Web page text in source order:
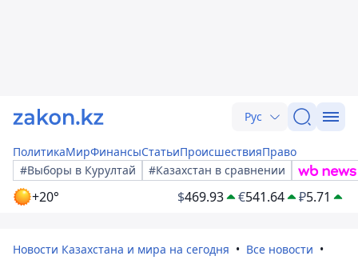
Рус
ПолитикаМирФинансыСтатьиПроисшествияПраво
#Выборы в Курултай
#Казахстан в сравнении
+20° $469.93 €541.64 ₽5.71
Новости Казахстана и мира на сегодня
Все новости